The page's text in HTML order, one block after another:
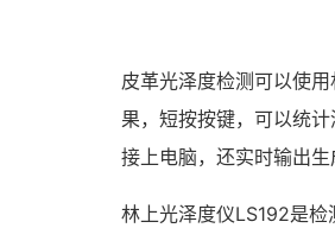
皮革光泽度检测可以使用
果，短按按键，可以统
接上电脑，还实时输出生
林上光泽度仪LS192是检